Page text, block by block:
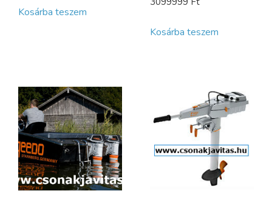
Kosárba teszem
Kosárba teszem